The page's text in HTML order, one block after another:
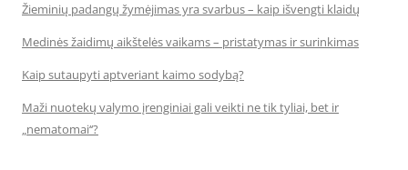
Žieminių padangų žymėjimas yra svarbus – kaip išvengti klaidų
Medinės žaidimų aikštelės vaikams – pristatymas ir surinkimas
Kaip sutaupyti aptveriant kaimo sodybą?
Maži nuotekų valymo įrenginiai gali veikti ne tik tyliai, bet ir
„nematomai‘‘?